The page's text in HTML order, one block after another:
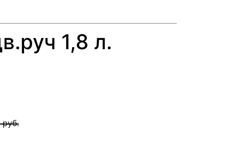
1,8 л.
руб.